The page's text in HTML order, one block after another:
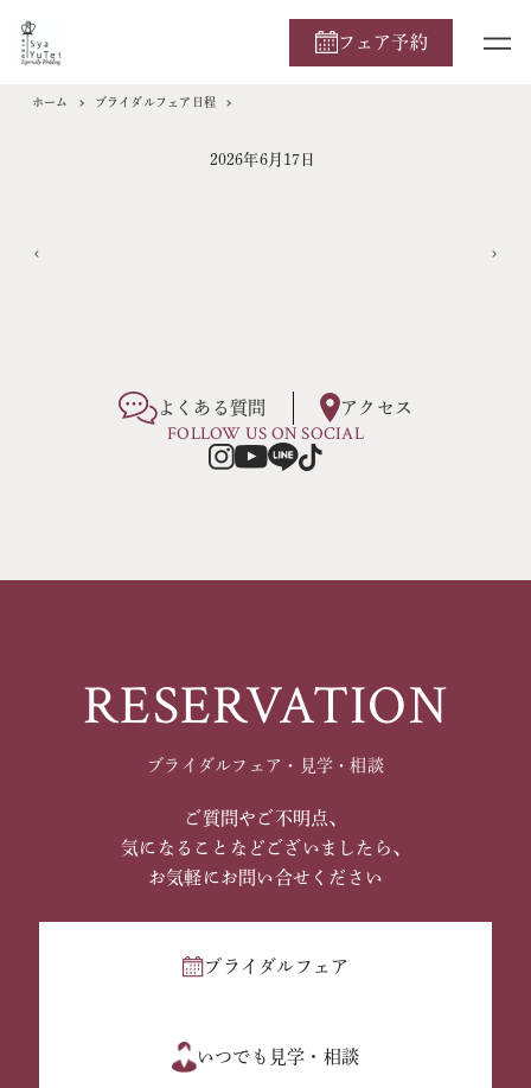
フェア予約
ホーム ブライダルフェア日程
2026年6月17日
よくある質問 アクセス
FOLLOW US ON SOCIAL
RESERVATION
ブライダルフェア・見学・相談
ご質問やご不明点、
気になることなどございましたら、
お気軽にお問い合せください
ブライダルフェア
いつでも見学・相談